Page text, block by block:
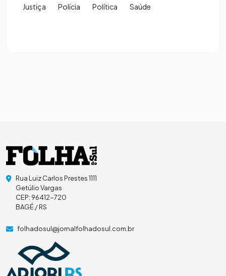
Justiça Polícia Política Saúde
Rua Luiz Carlos Prestes 1111
Getúlio Vargas
CEP: 96412-720
BAGÉ / RS
folhadosul@jornalfolhadosul.com.br